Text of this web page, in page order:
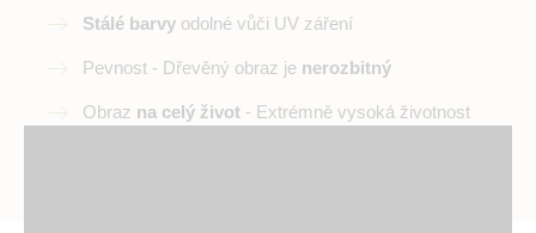
Stálé barvy odolné vůči UV záření
Pevnost - Dřevěný obraz je nerozbitný
Obraz na celý život - Extrémně vysoká životnost